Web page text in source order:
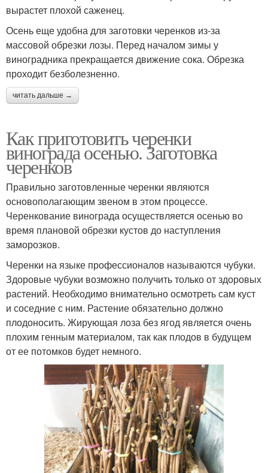
вырастет плохой саженец.
Осень еще удобна для заготовки черенков из-за
массовой обрезки лозы. Перед началом зимы у
виноградника прекращается движение сока. Обрезка
проходит безболезненно.
читать дальше →
Как приготовить черенки
винограда осенью. Заготовка
черенков
Правильно заготовленные черенки являются
основополагающим звеном в этом процессе.
Черенкование винограда осуществляется осенью во
время плановой обрезки кустов до наступления
заморозков.
Черенки на языке профессионалов называются чубуки.
Здоровые чубуки возможно получить только от здоровых
растений. Необходимо внимательно осмотреть сам куст
и соседние с ним. Растение обязательно должно
плодоносить. Жирующая лоза без ягод является очень
плохим генным материалом, так как плодов в будущем
от ее потомков будет немного.